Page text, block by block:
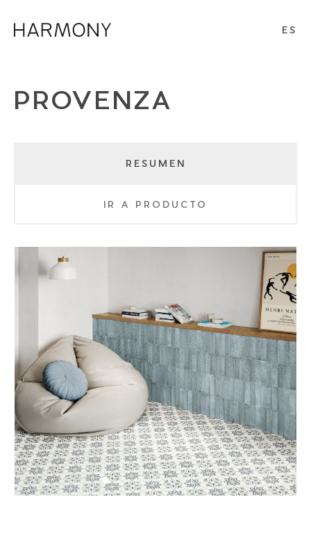
ES
PROVENZA
RESUMEN
IR A PRODUCTO